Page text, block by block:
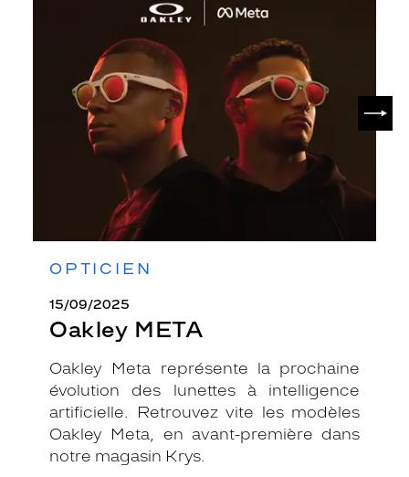
OPTICIEN
15/09/2025
Oakley META
Oakley Meta représente la prochaine
évolution des lunettes à intelligence
artificielle. Retrouvez vite les modèles
Oakley Meta, en avant-première dans
notre magasin Krys.